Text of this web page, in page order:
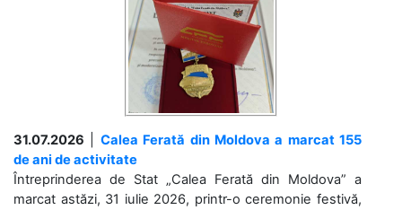
31.07.2026
Calea Ferată din Moldova a marcat 155
de ani de activitate
Întreprinderea de Stat „Calea Ferată din Moldova” a
marcat astăzi, 31 iulie 2026, printr-o ceremonie festivă,